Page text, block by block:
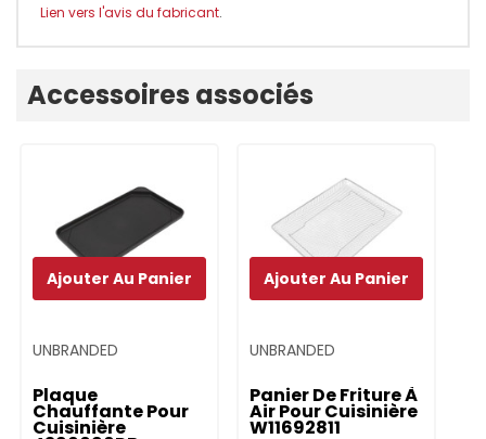
Lien vers l'avis du fabricant.
personnalisé
Accessoires associés
UNBRANDED
Plaque
Chauffante Pour
Cuisinière
Ajouter Au Panier
UNBRANDED
Panier De Friture À
Air Pour Cuisinière
W11692811
Ajouter Au Panier